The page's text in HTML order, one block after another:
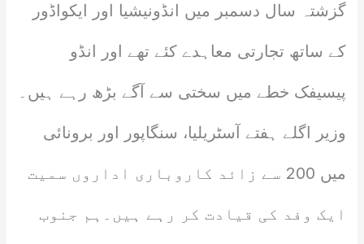
گزشتہ سال دسمبر میں انڈونیشیا اور ایکواڈور
کے ساتھ تجارتی معاہدے کئے تھے اور انڈو
پیسیفک خطے میں سختی سے آگے بڑھ رہے ہیں۔
وزیر اگلے ہفتے آسٹریلیا، سنگاپور اور برونائی
میں 200 سے زائد کاروباری اداروں سمیت
ایک وفد کی قیادت کر رہے ہیں۔ہم جنوب